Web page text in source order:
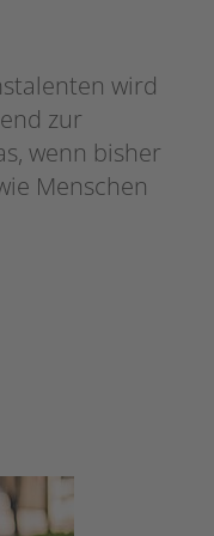
wird
zur
wenn bisher
Menschen